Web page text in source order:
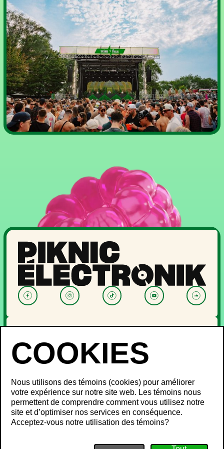
PROGRAMMATION
OFF PIKNIC
PASSES ET BILLETS
LE FESTIVAL
À propos
Partenaires
Mot des ministres
INFOS FESTIVALIERS
Nous utilisons des témoins (cookies) pour améliorer
votre expérience sur notre site web. Les témoins nous
permettent de comprendre comment vous utilisez notre
site et d’optimiser nos services en conséquence.
Acceptez-vous notre utilisation des témoins?